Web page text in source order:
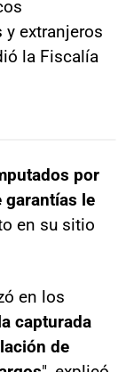
extranjeros
la Fiscalía
por
garantías le
en su sitio
en los
capturada
de